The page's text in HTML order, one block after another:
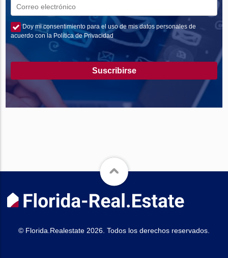
Doy mi consentimiento para el uso de mis datos personales de
acuerdo con la Política de Privacidad
Suscribirse
© Florida.Realestate 2026. Todos los derechos reservados.